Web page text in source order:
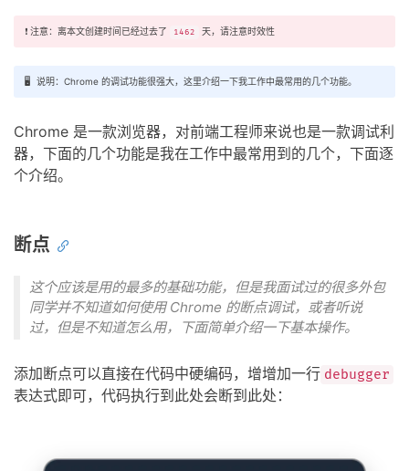
❗️ 注意：离本文创建时间已经过去了 1462 天，请注意时效性
🖥 说明：Chrome 的调试功能很强大，这里介绍一下我工作中最常用的几个功能。
Chrome 是一款浏览器，对前端工程师来说也是一款调试利
器，下面的几个功能是我在工作中最常用到的几个，下面逐
个介绍。
断点
这个应该是用的最多的基础功能，但是我面试过的很多外包
同学并不知道如何使用 Chrome 的断点调试，或者听说
过，但是不知道怎么用，下面简单介绍一下基本操作。
添加断点可以直接在代码中硬编码，增增加一行 debugger
表达式即可，代码执行到此处会断到此处：